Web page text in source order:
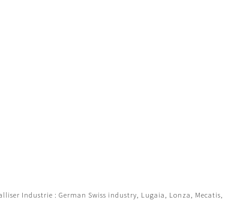
Industrie : German Swiss industry, Lugaia, Lonza, Mecatis,